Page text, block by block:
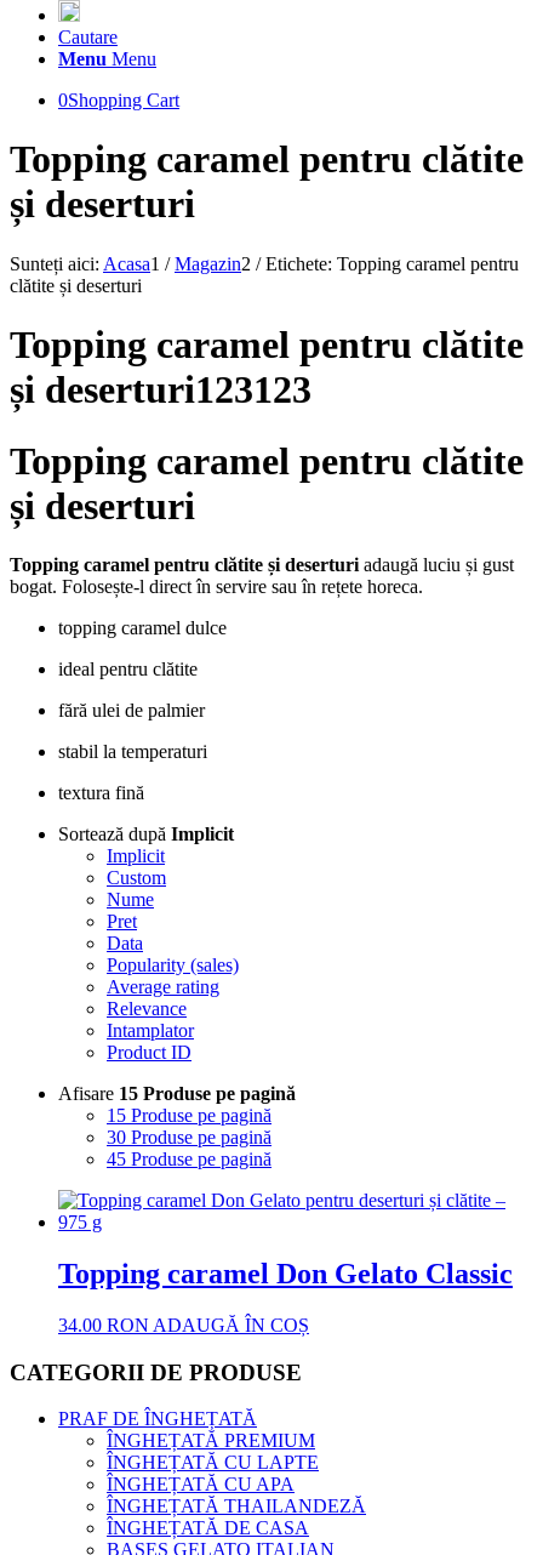
Cautare
Menu Menu
0Shopping Cart
Topping caramel pentru clătite
și deserturi
Sunteți aici: Acasa1 / Magazin2 / Etichete: Topping caramel pentru
clătite și deserturi
Topping caramel pentru clătite
și deserturi123123
Topping caramel pentru clătite
și deserturi
Topping caramel pentru clătite și deserturi adaugă luciu și gust
bogat. Folosește-l direct în servire sau în rețete horeca.
topping caramel dulce
ideal pentru clătite
fără ulei de palmier
stabil la temperaturi
textura fină
Sortează după Implicit
Implicit
Custom
Nume
Pret
Data
Popularity (sales)
Average rating
Relevance
Intamplator
Product ID
Afisare 15 Produse pe pagină
15 Produse pe pagină
30 Produse pe pagină
45 Produse pe pagină
Topping caramel Don Gelato Classic
34.00 RON ADAUGĂ ÎN COȘ
CATEGORII DE PRODUSE
PRAF DE ÎNGHEȚATĂ
ÎNGHEȚATĂ PREMIUM
ÎNGHEȚATĂ CU LAPTE
ÎNGHEȚATĂ CU APA
ÎNGHEȚATĂ THAILANDEZĂ
ÎNGHEȚATĂ DE CASA
BASES GELATO ITALIAN